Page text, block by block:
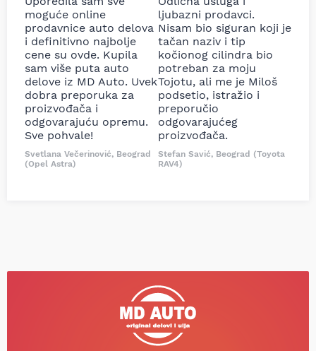
moguće online
prodavnice auto delova
i definitivno najbolje
cene su ovde. Kupila
sam više puta auto
delove iz MD Auto. Uvek
dobra preporuka za
proizvođača i
odgovarajuću opremu.
Sve pohvale!
Svetlana Večerinović, Beograd
(Opel Astra)
ljubazni prodavci.
Nisam bio siguran koji je
tačan naziv i tip
kočionog cilindra bio
potreban za moju
Tojotu, ali me je Miloš
podsetio, istražio i
preporučio
odgovarajućeg
proizvođača.
Stefan Savić, Beograd (Toyota
RAV4)